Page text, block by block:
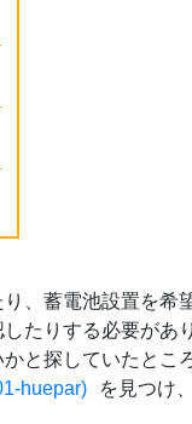
、蓄電池設置を希
たりする必要があ
と探していたとこ
huepar) を見つけ